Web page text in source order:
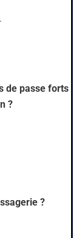
de passe forts
?
?